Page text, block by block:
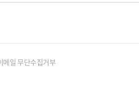
메일 무단수집거부